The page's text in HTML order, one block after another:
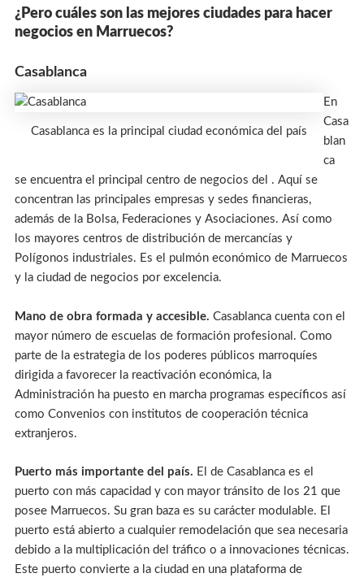
¿Pero cuáles son las mejores ciudades para hacer
negocios en Marruecos?
Casablanca
Casablanca es la principal ciudad económica del país
En
Casa
blan
ca
se encuentra el principal centro de negocios del . Aquí se
concentran las principales empresas y sedes financieras,
además de la Bolsa, Federaciones y Asociaciones. Así como
los mayores centros de distribución de mercancías y
Polígonos industriales. Es el pulmón económico de Marruecos
y la ciudad de negocios por excelencia.
Mano de obra formada y accesible. Casablanca cuenta con el
mayor número de escuelas de formación profesional. Como
parte de la estrategia de los poderes públicos marroquíes
dirigida a favorecer la reactivación económica, la
Administración ha puesto en marcha programas específicos así
como Convenios con institutos de cooperación técnica
extranjeros.
Puerto más importante del país. El de Casablanca es el
puerto con más capacidad y con mayor tránsito de los 21 que
posee Marruecos. Su gran baza es su carácter modulable. El
puerto está abierto a cualquier remodelación que sea necesaria
debido a la multiplicación del tráfico o a innovaciones técnicas.
Este puerto convierte a la ciudad en una plataforma de